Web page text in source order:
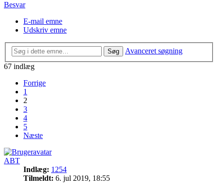
Besvar
E-mail emne
Udskriv emne
Søg
Avanceret søgning
67 indlæg
Forrige
1
2
3
4
5
Næste
ABT
Indlæg: 1254
Tilmeldt: 6. jul 2019, 18:55